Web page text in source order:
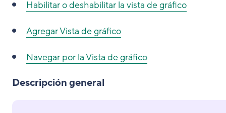
Habilitar o deshabilitar la vista de gráfico
Agregar Vista de gráfico
Navegar por la Vista de gráfico
Descripción general